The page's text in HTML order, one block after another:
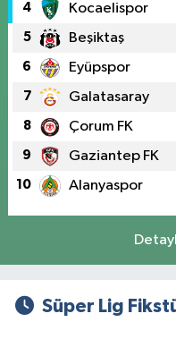
4 Kocaelispor
5 Beşiktaş
6 Eyüpspor
7 Galatasaray
8 Çorum FK
9 Gaziantep FK
10 Alanyaspor
Süper Lig